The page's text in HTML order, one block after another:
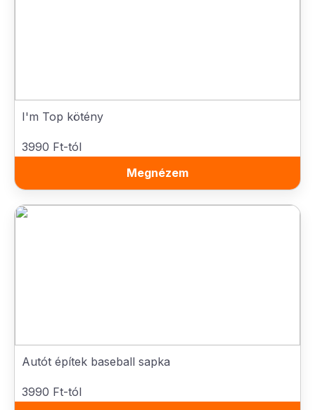
I'm Top kötény
3990 Ft-tól
Megnézem
Autót építek baseball sapka
3990 Ft-tól